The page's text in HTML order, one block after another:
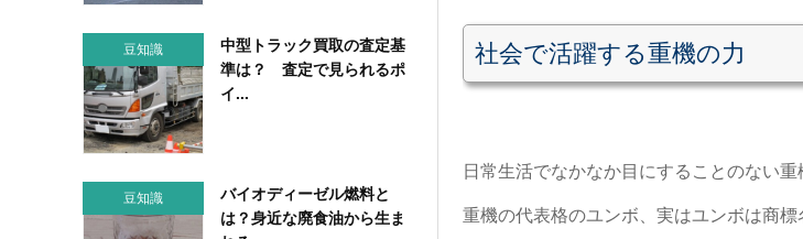
社会で活躍する重機の力
日常生活でなかなか目にすることのない
重機の代表格のユンボ、実はユンボは商標
豆知識
中型トラック買取の査定基
準は？ 査定で見られるポ
イ...
豆知識
バイオディーゼル燃料と
は？身近な廃食油から生ま